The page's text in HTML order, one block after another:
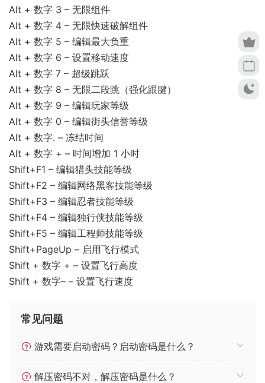
Alt + 数字 3 – 无限组件
Alt + 数字 4 – 无限快速破解组件
Alt + 数字 5 – 编辑最大负重
Alt + 数字 6 – 设置移动速度
Alt + 数字 7 – 超级跳跃
Alt + 数字 8 – 无限二段跳（强化跟腱）
Alt + 数字 9 – 编辑玩家等级
Alt + 数字 0 – 编辑街头信誉等级
Alt + 数字. – 冻结时间
Alt + 数字 + – 时间增加 1 小时
Shift+F1 – 编辑猎头技能等级
Shift+F2 – 编辑网络黑客技能等级
Shift+F3 – 编辑忍者技能等级
Shift+F4 – 编辑独行侠技能等级
Shift+F5 – 编辑工程师技能等级
Shift+PageUp – 启用飞行模式
Shift + 数字 + – 设置飞行高度
Shift + 数字– – 设置飞行速度
常见问题
游戏需要启动密码？启动密码是什么？
解压密码不对，解压密码是什么？